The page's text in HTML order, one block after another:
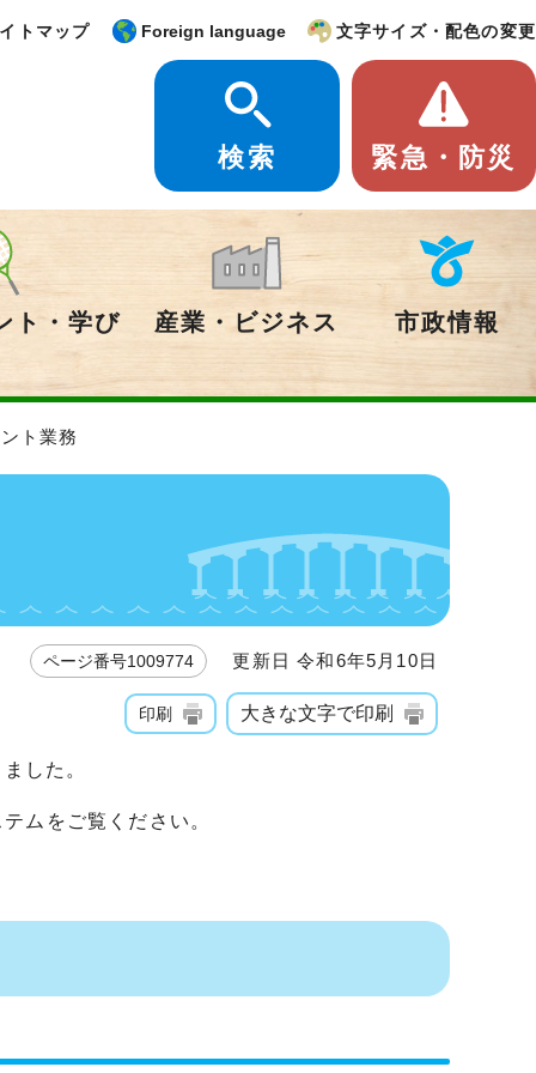
トマップ Foreign language 文字サイズ・配色の変更
検索 緊急・防災
ト・学び 産業・ビジネス 市政情報
ト業務
ページ番号1009774 更新日 令和6年5月10日
印刷 大きな文字で印刷
した。
ムをご覧ください。